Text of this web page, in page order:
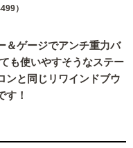
）
＆ゲージでアンチ重力バ
も使いやすそうなステー
ンと同じリワインドブウ
す！